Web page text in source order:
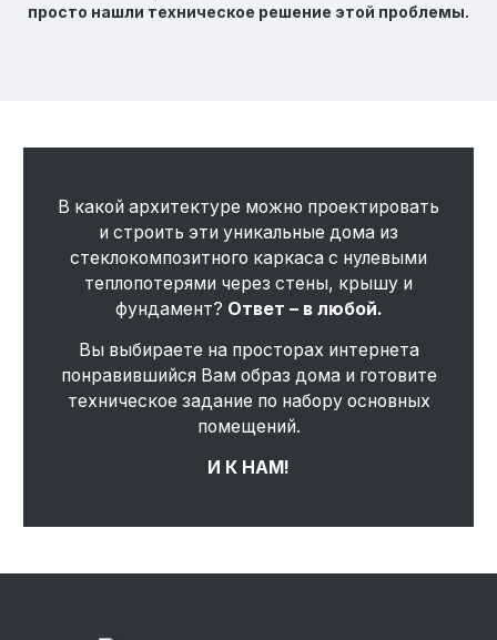
просто нашли техническое решение этой проблемы.
В какой архитектуре можно проектировать
и строить эти уникальные дома из
стеклокомпозитного каркаса с нулевыми
теплопотерями через стены, крышу и
фундамент? Ответ – в любой.
Вы выбираете на просторах интернета
понравившийся Вам образ дома и готовите
техническое задание по набору основных
помещений.
И К НАМ!